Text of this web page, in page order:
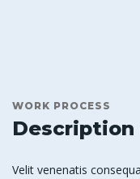
WORK PROCESS
Velit venenatis